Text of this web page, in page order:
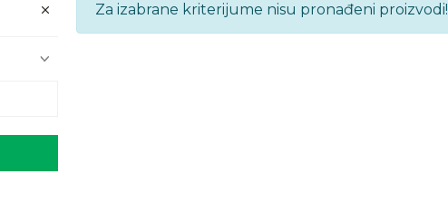
Za izabrane kriterijume nisu pronađeni proizvodi!